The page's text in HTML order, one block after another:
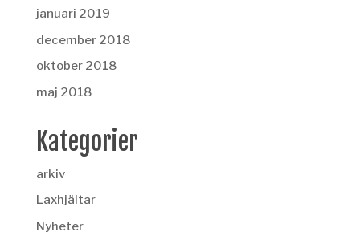
januari 2019
december 2018
oktober 2018
maj 2018
Kategorier
arkiv
Laxhjältar
Nyheter